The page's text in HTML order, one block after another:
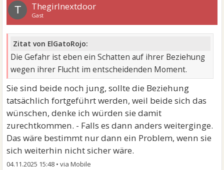
T Thegirlnextdoor
Gast
Zitat von ElGatoRojo:
Die Gefahr ist eben ein Schatten auf ihrer Beziehung
wegen ihrer Flucht im entscheidenden Moment.
Sie sind beide noch jung, sollte die Beziehung
tatsächlich fortgeführt werden, weil beide sich das
wünschen, denke ich würden sie damit
zurechtkommen. - Falls es dann anders weiterginge.
Das wäre bestimmt nur dann ein Problem, wenn sie
sich weiterhin nicht sicher wäre.
04.11.2025 15:48 •